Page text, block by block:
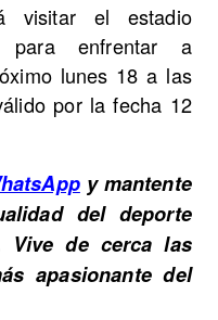
visitar el estadio
para enfrentar a
lunes 18 a las
por la fecha 12
y mantente
del deporte
Vive de cerca las
apasionante del